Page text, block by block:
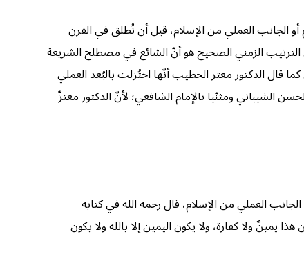
والحرام أو الجانب العملي من الإسلام، قبل أن تُطلق في القرن
في كتاب “الشريعة” للإمام الآجري (ت ٣٦٠ هـ) على سبيل المثال. أي أنّ الترتيب الزمني الصحيح هو أنّ الشائع في مصطلح الشريعة
قال الدكتور معتز الخطيب أنّها اختُزلت بالبُعد العملي
الشيباني ومثنّيا بالإمام الشافعي؛ لأنّ الدكتور معتزّ
وذكرها بمعنى الجانب العملي من الإسلام، قال رحمه الله في كتابه
ولا كفارة، ولا يكون اليمين إلا بالله ولا يكون